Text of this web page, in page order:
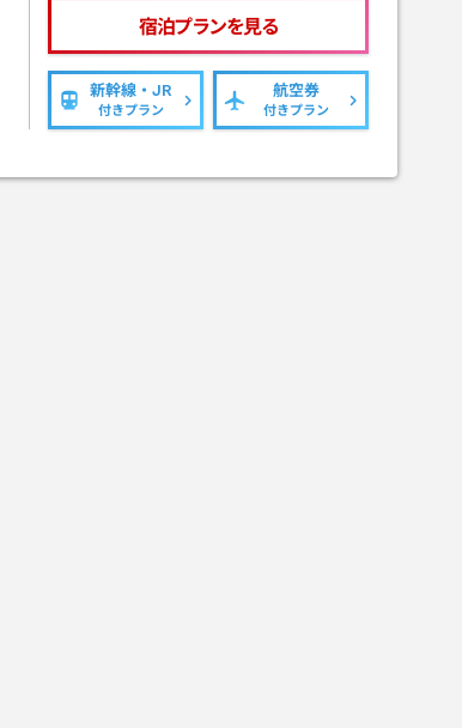
宿泊プランを見る
新幹線・JR
付きプラン
航空券
付きプラン